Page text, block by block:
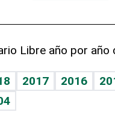
Libre año por año
2017 2016